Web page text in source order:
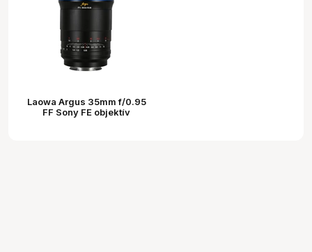
Laowa Argus 35mm f/0.95
FF Sony FE objektív